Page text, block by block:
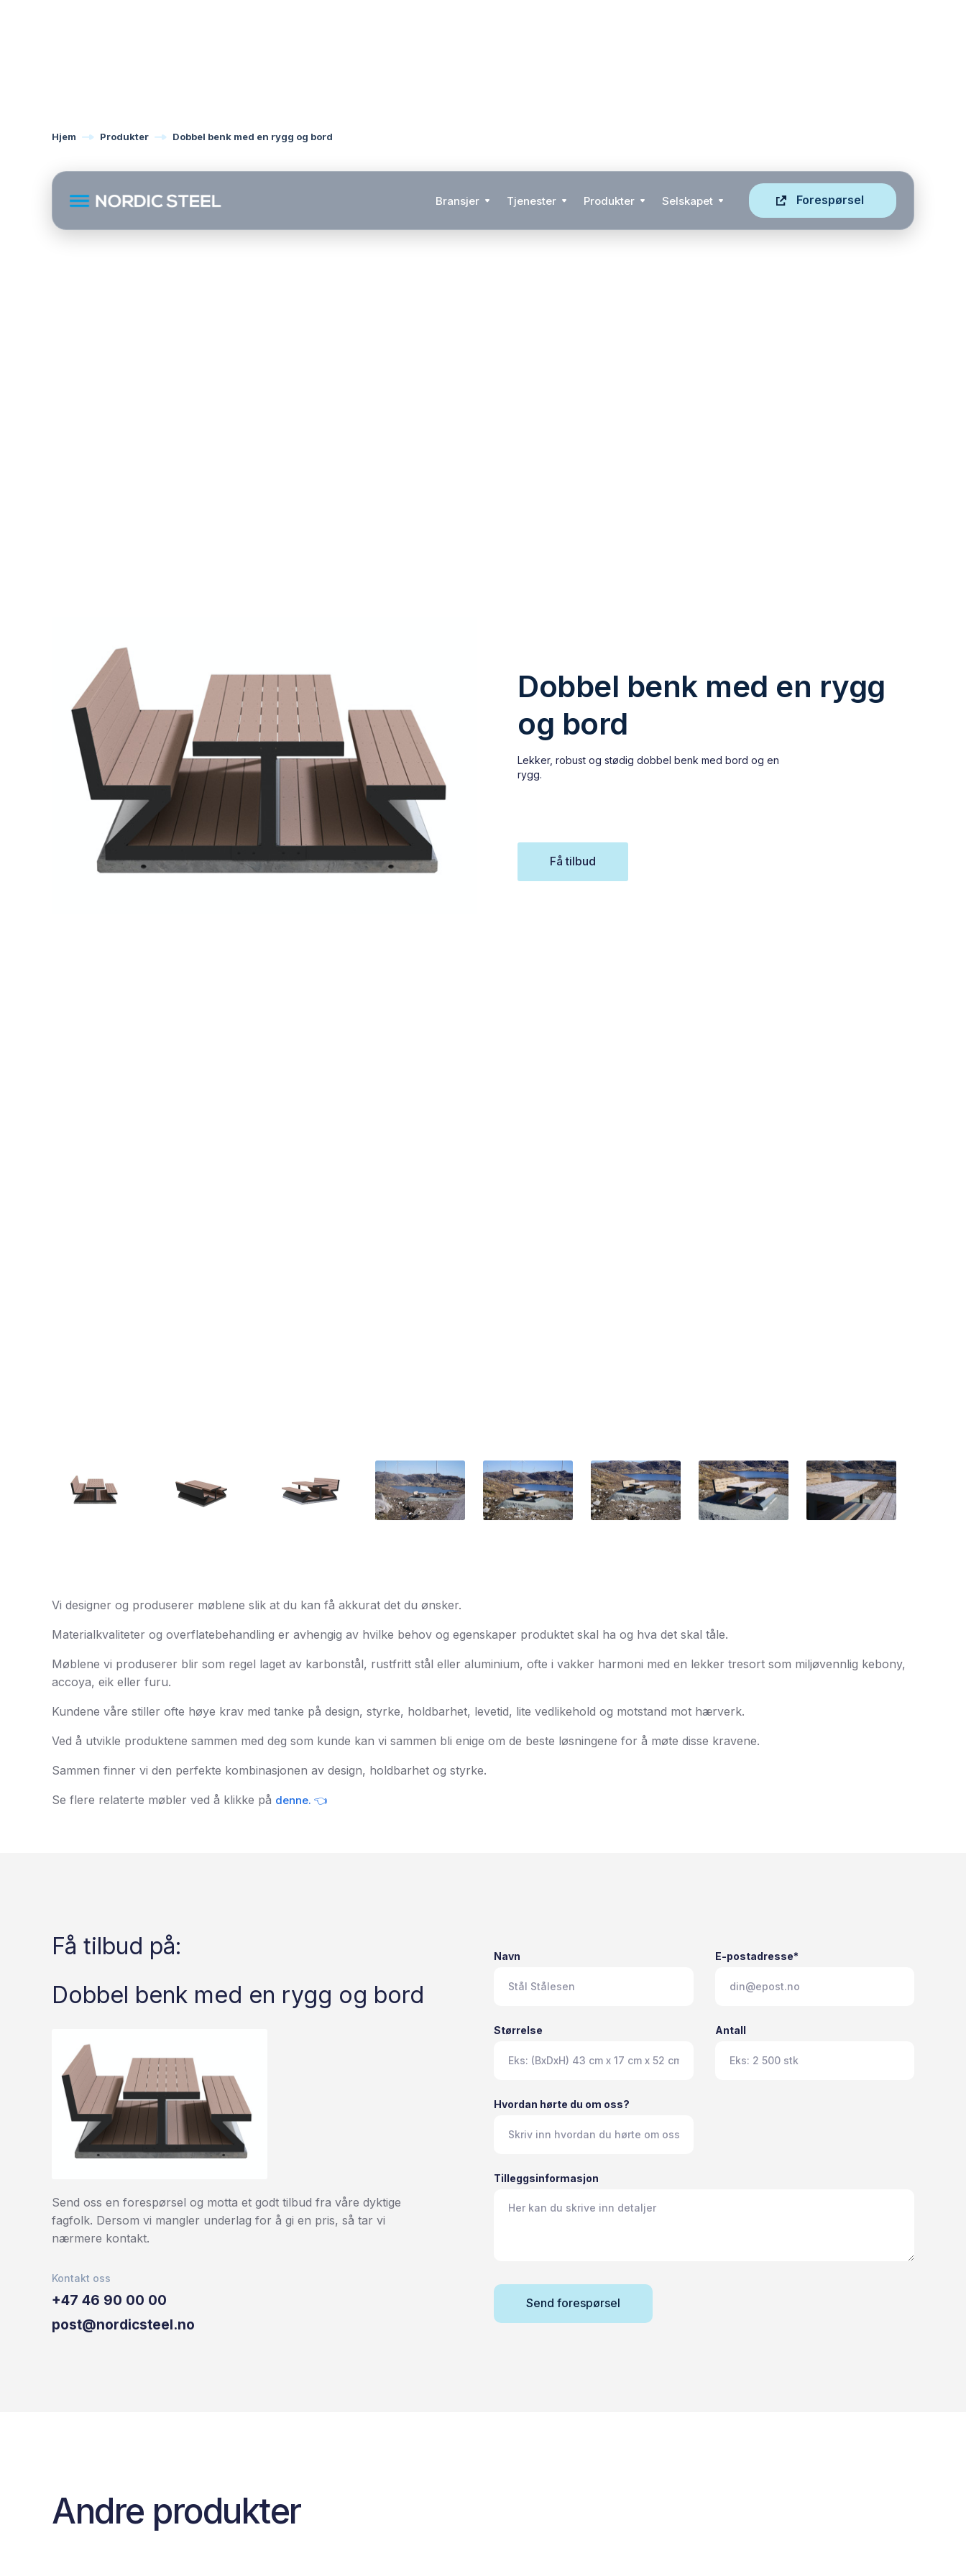
Bransjer Tjenester Produkter Selskapet Forespørsel
Hjem Produkter Dobbel benk med en rygg og bord
Dobbel benk med en rygg
og bord
Lekker, robust og stødig dobbel benk med bord og en
rygg.
Få tilbud
Vi designer og produserer møblene slik at du kan få akkurat det du ønsker.
Materialkvaliteter og overflatebehandling er avhengig av hvilke behov og egenskaper produktet skal ha og hva det skal tåle.
Møblene vi produserer blir som regel laget av karbonstål, rustfritt stål eller aluminium, ofte i vakker harmoni med en lekker tresort som miljøvennlig kebony,
accoya, eik eller furu.
Kundene våre stiller ofte høye krav med tanke på design, styrke, holdbarhet, levetid, lite vedlikehold og motstand mot hærverk.
Ved å utvikle produktene sammen med deg som kunde kan vi sammen bli enige om de beste løsningene for å møte disse kravene.
Sammen finner vi den perfekte kombinasjonen av design, holdbarhet og styrke.
Se flere relaterte møbler ved å klikke på denne. 👈
Få tilbud på:
Dobbel benk med en rygg og bord
Send oss en forespørsel og motta et godt tilbud fra våre dyktige
fagfolk. Dersom vi mangler underlag for å gi en pris, så tar vi
nærmere kontakt.
Kontakt oss
+47 46 90 00 00
post@nordicsteel.no
Navn E-postadresse*
Størrelse Antall
Hvordan hørte du om oss?
Tilleggsinformasjon
Andre produkter